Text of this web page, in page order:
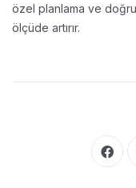
özel planlama ve doğru
ölçüde artırır.